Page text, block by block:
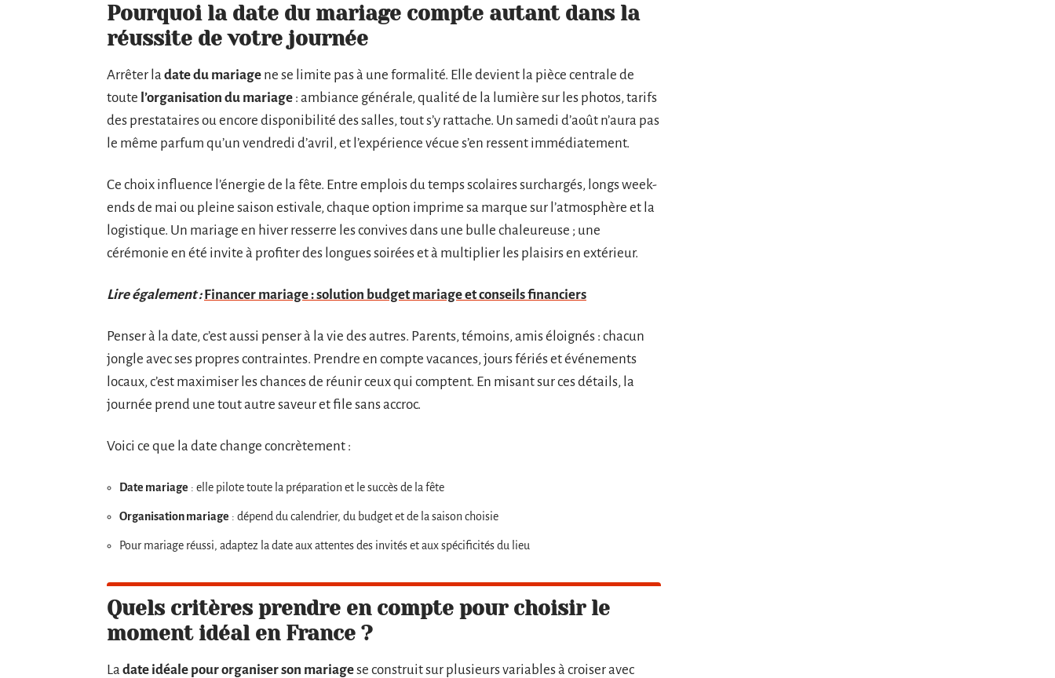
Pourquoi la date du mariage compte autant dans la
réussite de votre journée
Arrêter la date du mariage ne se limite pas à une formalité. Elle devient la pièce centrale de
toute l’organisation du mariage : ambiance générale, qualité de la lumière sur les photos, tarifs
des prestataires ou encore disponibilité des salles, tout s’y rattache. Un samedi d’août n’aura pas
le même parfum qu’un vendredi d’avril, et l’expérience vécue s’en ressent immédiatement.
Ce choix influence l’énergie de la fête. Entre emplois du temps scolaires surchargés, longs week-
ends de mai ou pleine saison estivale, chaque option imprime sa marque sur l’atmosphère et la
logistique. Un mariage en hiver resserre les convives dans une bulle chaleureuse ; une
cérémonie en été invite à profiter des longues soirées et à multiplier les plaisirs en extérieur.
Lire également : Financer mariage : solution budget mariage et conseils financiers
Penser à la date, c’est aussi penser à la vie des autres. Parents, témoins, amis éloignés : chacun
jongle avec ses propres contraintes. Prendre en compte vacances, jours fériés et événements
locaux, c’est maximiser les chances de réunir ceux qui comptent. En misant sur ces détails, la
journée prend une tout autre saveur et file sans accroc.
Voici ce que la date change concrètement :
Date mariage : elle pilote toute la préparation et le succès de la fête
Organisation mariage : dépend du calendrier, du budget et de la saison choisie
Pour mariage réussi, adaptez la date aux attentes des invités et aux spécificités du lieu
Quels critères prendre en compte pour choisir le
moment idéal en France ?
La date idéale pour organiser son mariagese construit sur plusieurs variables à croiser avec